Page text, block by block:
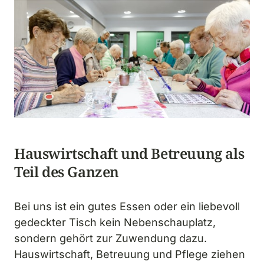
Hauswirtschaft und Betreuung als
Teil des Ganzen
Bei uns ist ein gutes Essen oder ein liebevoll
gedeckter Tisch kein Nebenschauplatz,
sondern gehört zur Zuwendung dazu.
Hauswirtschaft, Betreuung und Pflege ziehen